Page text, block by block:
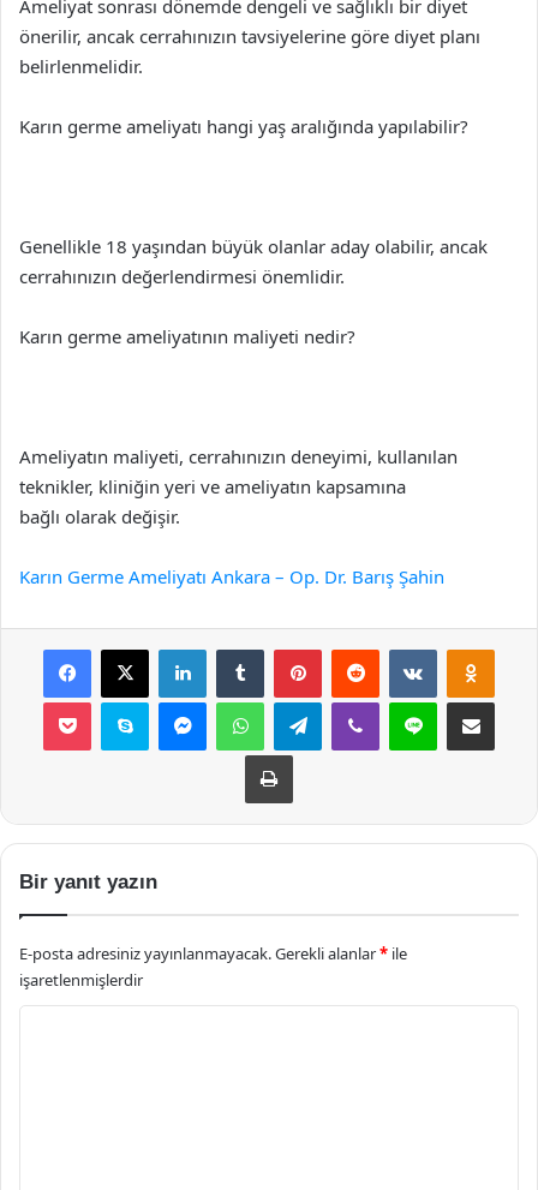
Ameliyat sonrası dönemde dengeli ve sağlıklı bir diyet
önerilir, ancak cerrahınızın tavsiyelerine göre diyet planı
belirlenmelidir.
Karın germe ameliyatı hangi yaş aralığında yapılabilir?
Genellikle 18 yaşından büyük olanlar aday olabilir, ancak
cerrahınızın değerlendirmesi önemlidir.
Karın germe ameliyatının maliyeti nedir?
Ameliyatın maliyeti, cerrahınızın deneyimi, kullanılan
teknikler, kliniğin yeri ve ameliyatın kapsamına
bağlı olarak değişir.
Karın Germe Ameliyatı Ankara – Op. Dr. Barış Şahin
Facebook
X LinkedInTumblr PinterestReddit VKontakte
Pocket Skype MessengerWhatsAppTelegramViber Line E-Posta ile
Yazdır
Bir yanıt yazın
E-posta adresiniz yayınlanmayacak.Gerekli alanlar* ile
işaretlenmişlerdir